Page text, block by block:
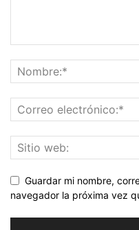
Guardar mi nombre,
navegador la próxima vez